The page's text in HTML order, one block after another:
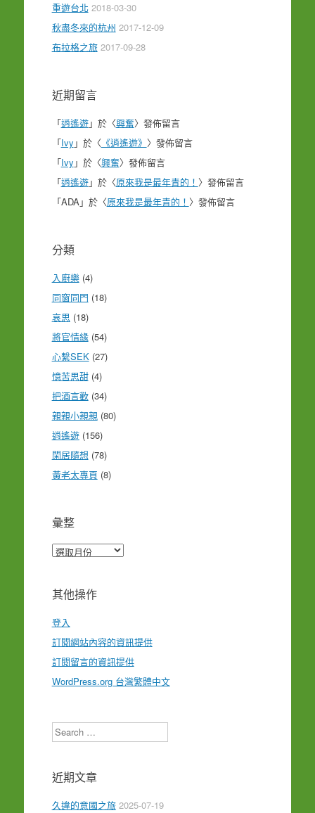
重遊台北 2018-03-30
秋盡冬來的杭州 2017-12-09
布拉格之旅 2017-09-28
近期留言
「逍遙遊」於〈興奮〉發佈留言
「Ivy 」於〈 《逍遙遊》 〉發佈留言
「Ivy 」於〈興奮〉發佈留言
「逍遙遊」於〈原來我是最年青的！ 〉發佈留言
「ADA」於〈原來我是最年青的！ 〉發佈留言
分類
入廚樂(4)
同窗同門 (18)
哀思 (18)
將官情緣(54)
心繫SEK(27)
憶苦思甜(4)
把酒言歡(34)
親親小親親(80)
逍遙遊(156)
閑居隨想 (78)
黃老太專頁 (8)
彙整
彙
其他操作
登入
訂閱網站內容的資訊提供
訂閱留言的資訊提供
WordPress.org 台灣繁體中文
Search
近期文章
久違的意國之旅 2025-07-19